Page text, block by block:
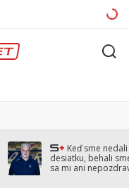
Keď sme
desiatku, behali
sa mi ani